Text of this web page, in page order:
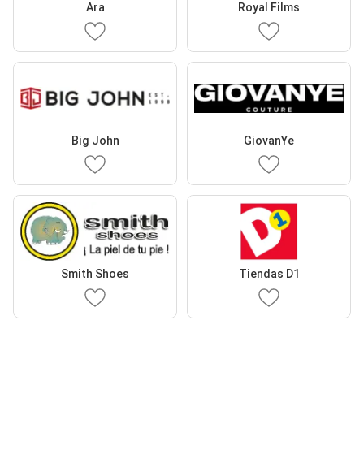
Ara Royal Films
Big John GiovanYe
Smith Shoes Tiendas D1